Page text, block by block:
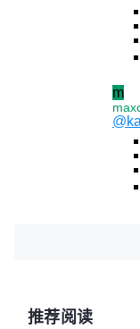
m
推荐阅读